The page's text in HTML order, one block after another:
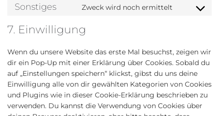
wordpress
service
Sonstiges Zweck wird noch ermittelt
Consent
7. Einwilligung
Wenn du unsere Website das erste Mal besuchst, zeigen wir
dir ein Pop-Up mit einer Erklärung über Cookies. Sobald du
auf „Einstellungen speichern“ klickst, gibst du uns deine
Einwilligung alle von dir gewählten Kategorien von Cookies
und Plugins wie in dieser Cookie-Erklärung beschrieben zu
verwenden. Du kannst die Verwendung von Cookies über